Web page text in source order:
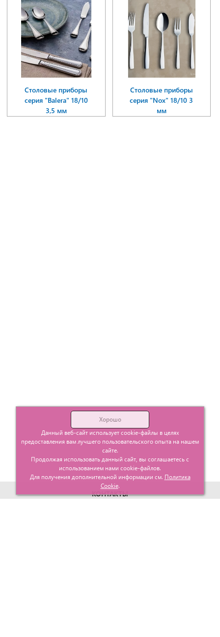
Столовые приборы
серия "Balera" 18/10
3,5 мм
Столовые приборы
серия "Nox" 18/10 3
мм
КОНТАКТЫ
Хорошо
Данный веб-сайт использует cookie-файлы в целях
предоставления вам лучшего пользовательского опыта на нашем
сайте.
Продолжая использовать данный сайт, вы соглашаетесь с
использованием нами cookie-файлов.
Для получения дополнительной информации см. Политика
Cookie.